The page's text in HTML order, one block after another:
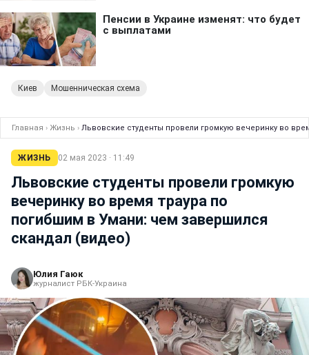
Киев Мошенническая схема
Главная › Жизнь › Львовские студенты провели громкую вечеринку во
ЖИЗНЬ 02 мая 2023 · 11:49
Львовские студенты провели громкую
вечеринку во время траура по
погибшим в Умани: чем завершился
скандал (видео)
Юлия Гаюк
журналист РБК-Украина